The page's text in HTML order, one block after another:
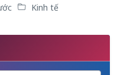
Kinh tế